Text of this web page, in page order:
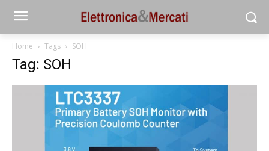
Home Tags SOH
Tag: SOH